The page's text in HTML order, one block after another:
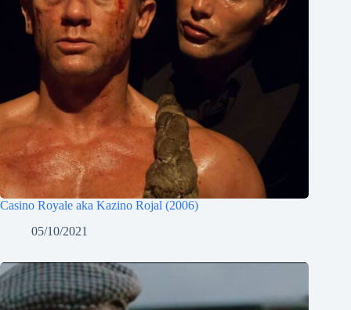
Casino Royale aka Kazino Rojal (2006)
05/10/2021